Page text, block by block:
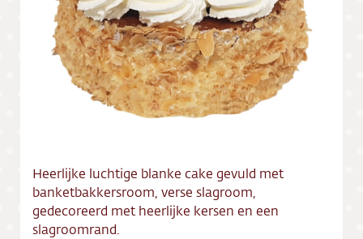
Contact
Vacatures
Heerlijke luchtige blanke cake gevuld met
banketbakkersroom, verse slagroom,
gedecoreerd met heerlijke kersen en een
slagroomrand.